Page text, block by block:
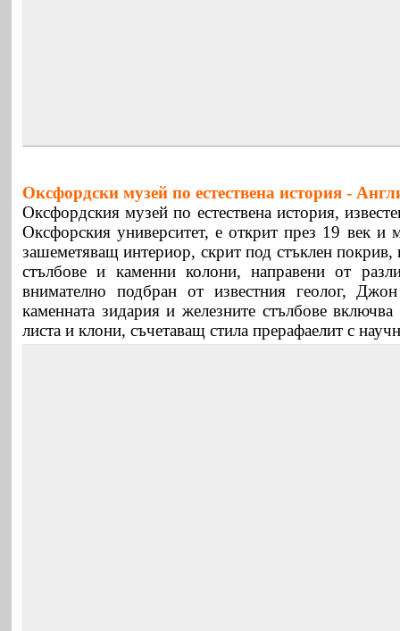
Оксфордски музей по естествена история -
Оксфордския музей по естествена история,
Оксфорския университет, е открит през 19 век и
зашеметяващ интериор, скрит под стъклен
стълбове и каменни колони, направени от
внимателно подбран от известния геолог,
каменната зидария и железните стълбове
листа и клони, съчетаващ стила прерафаелит с